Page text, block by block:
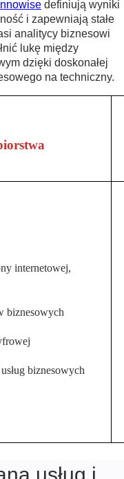
Innowise definiują wyniki
i zapewniają stałe
analitycy biznesowi
lukę między
dzięki doskonałej
na techniczny.
internetowej,
biznesowych
biznesowych